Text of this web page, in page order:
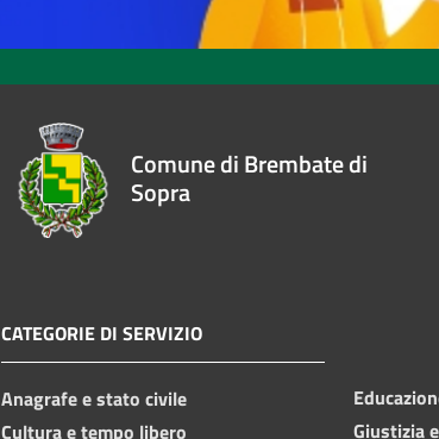
Comune di Brembate di
Sopra
CATEGORIE DI SERVIZIO
Anagrafe e stato civile
Cultura e tempo libero
Giustizia